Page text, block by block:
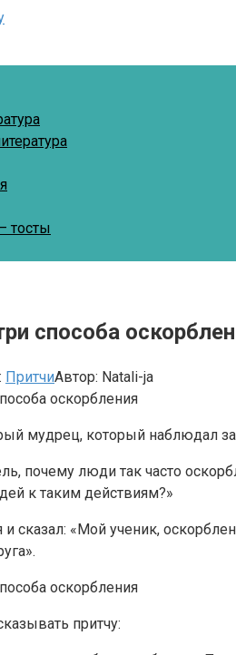
тосты
способа
ПритчиАвтор: Natali-ja
мудрец, который наблюдал
почему люди так часто
к таким действиям?»
сказал: «Мой ученик,
притчу: